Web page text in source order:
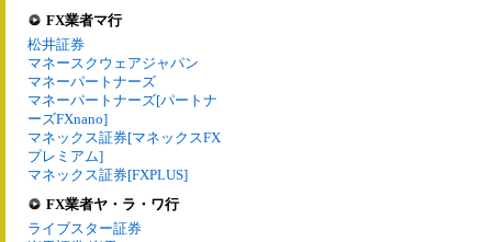
FX業者マ行
松井証券
マネースクウェアジャパン
マネーパートナーズ
マネーパートナーズ[パートナ
ーズFXnano]
マネックス証券[マネックスFX
プレミアム]
マネックス証券[FXPLUS]
FX業者ヤ・ラ・ワ行
ライブスター証券